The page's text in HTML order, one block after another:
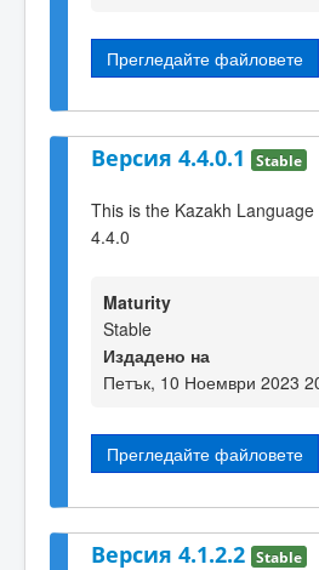
Прегледайте файловете
Версия 4.4.0.1 Stable
This is the Kazakh
4.4.0
Maturity
Stable
Издадено на
Петък, 10 Ноември 2023
Прегледайте файловете
Версия 4.1.2.2 Stable